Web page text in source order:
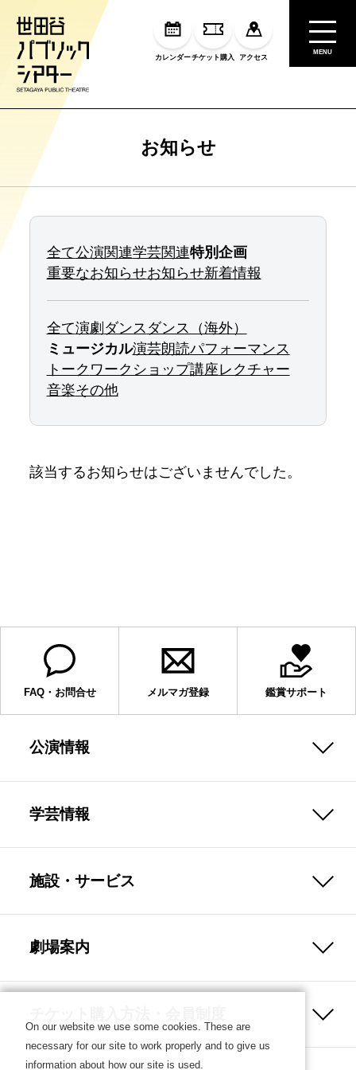
カレンダーチケット購入 アクセス
MENU
お知らせ
全て公演関連学芸関連特別企画
重要なお知らせお知らせ新着情報
全て演劇 ダンス ダンス（海外）
ミュージカル演芸朗読パフォーマンス
トーク ワークショップ講座レクチャー
音楽その他
該当するお知らせはございませんでした。
FAQ・お問合せ メルマガ登録 鑑賞サポート
公演情報
学芸情報
施設・サービス
劇場案内
On our website we use some cookies. These are
necessary for our site to work properly and to give us
information about how our site is used.